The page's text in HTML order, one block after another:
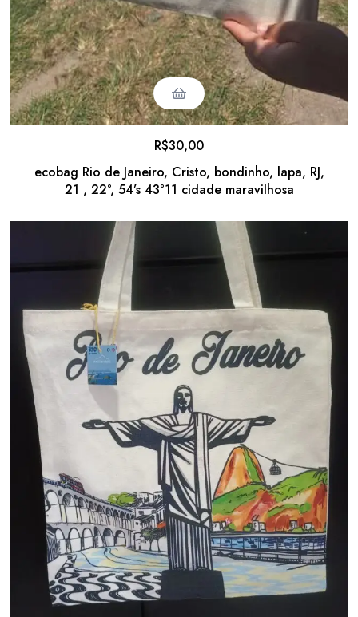
ecobag Rio de Janeiro, Cristo, bondinho, lapa, RJ,
21 , 22°, 54’s 43°11 cidade maravilhosa
R$30,00